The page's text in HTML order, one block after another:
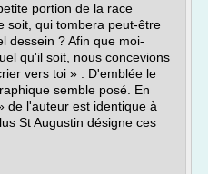
portion de la race
soit, qui tombera peut-être
dessein ? Afin que moi-
qu'il soit, nous concevions
vers toi » . D'emblée le
semble posé. En
de l'auteur est identique à
St Augustin désigne ces